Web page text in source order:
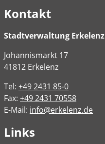
Kontakt
Stadtverwaltung Erkelenz
Johannismarkt 17
41812 Erkelenz
Tel: +49 2431 85-0
Fax: +49 2431 70558
E-Mail: info@erkelenz.de
Links